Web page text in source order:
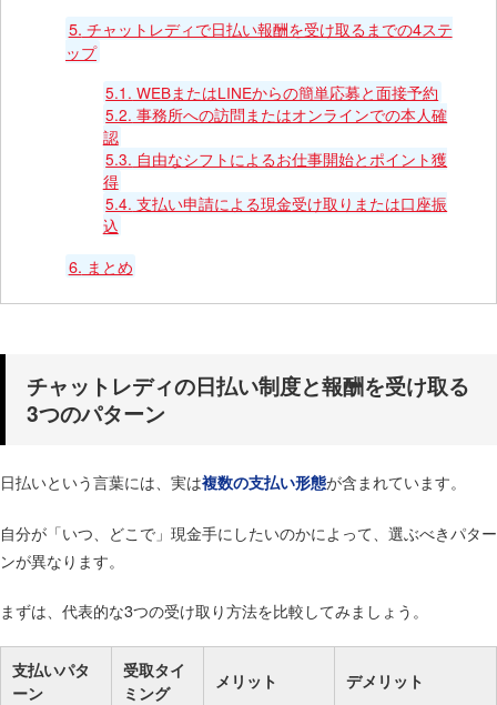
5. チャットレディで日払い報酬を受け取るまでの4ステ
ップ
5.1. WEBまたはLINEからの簡単応募と面接予約
5.2. 事務所への訪問またはオンラインでの本人確
認
5.3. 自由なシフトによるお仕事開始とポイント獲
得
5.4. 支払い申請による現金受け取りまたは口座振
込
6. まとめ
チャットレディの日払い制度と報酬を受け取る
3つのパターン
日払いという言葉には、実は複数の支払い形態が含まれています。
自分が「いつ、どこで」現金手にしたいのかによって、選ぶべきパター
ンが異なります。
まずは、代表的な3つの受け取り方法を比較してみましょう。
支払いパタ
ーン
受取タイ
ミング
メリット デメリット